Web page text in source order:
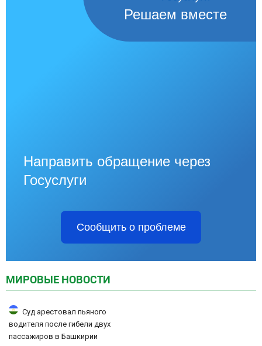
Решаем вместе
Направить обращение через
Госуслуги
Сообщить о проблеме
МИРОВЫЕ НОВОСТИ
Суд арестовал пьяного
водителя после гибели двух
пассажиров в Башкирии